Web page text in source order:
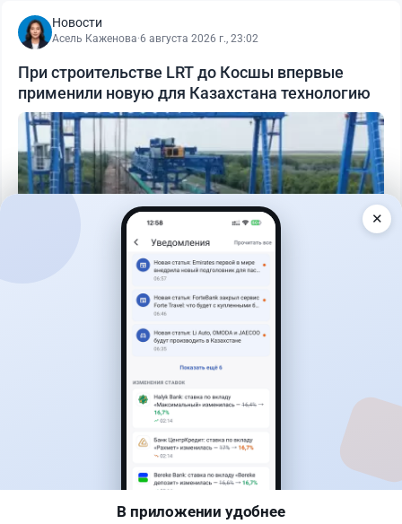
Новости
Асель Каженова·6 августа 2026 г., 23:02
При строительстве LRT до Косшы впервые
применили новую для Казахстана технологию
0
4 августа 2026 г., 10:17
Въезд в Казахстан изменят: иностранцам
понадобится разрешение
✕
В приложении удобнее